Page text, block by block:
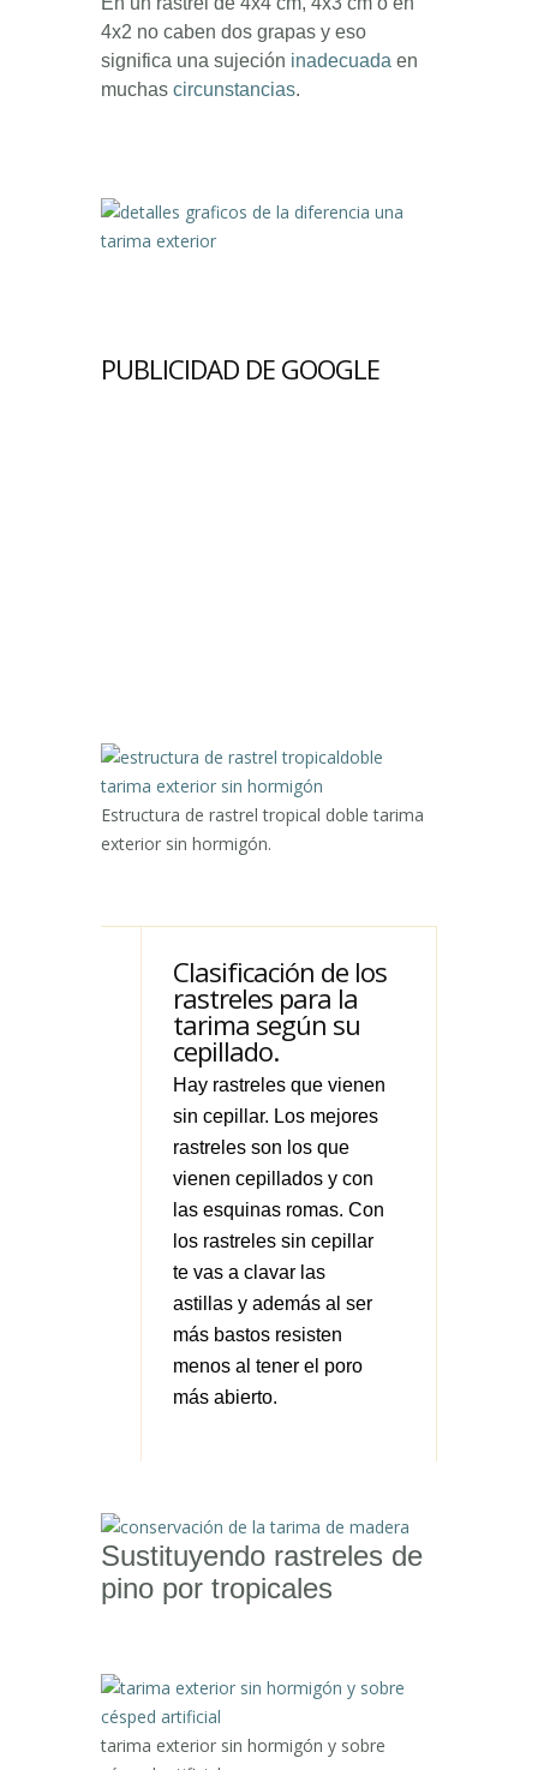
4x2 no caben dos grapas y eso
significa una sujeción inadecuada en
muchas circunstancias.
PUBLICIDAD DE GOOGLE
Estructura de rastrel tropical doble tarima
exterior sin hormigón.
Clasificación de los
rastreles para la
tarima según su
cepillado.
Hay rastreles que vienen
sin cepillar. Los mejores
rastreles son los que
vienen cepillados y con
las esquinas romas. Con
los rastreles sin cepillar
te vas a clavar las
astillas y además al ser
más bastos resisten
menos al tener el poro
más abierto.
Sustituyendo rastreles de
pino por tropicales
tarima exterior sin hormigón y sobre